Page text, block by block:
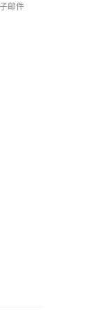
邮件